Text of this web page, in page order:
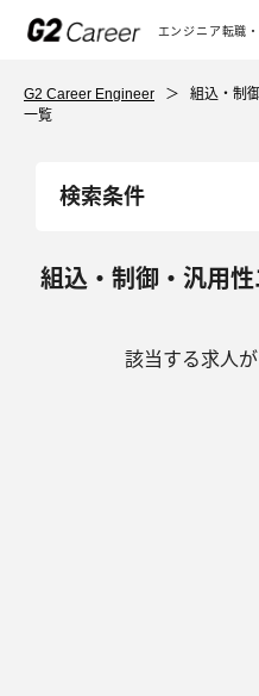
エンジニア転職
G2 Career Engineer ＞ 組込・制
一覧
検索条件
組込・制御・汎用
該当する求人